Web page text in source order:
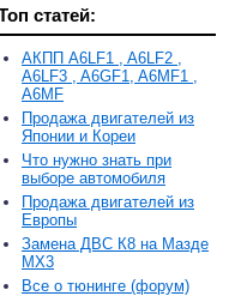
статей:
АКПП A6LF1 , A6LF2 ,
A6LF3 , A6GF1, A6MF1 ,
A6MF
Продажа двигателей из
Японии и Кореи
Что нужно знать при
выборе автомобиля
Продажа двигателей из
Европы
Замена ДВС К8 на Мазде
MX3
Все о тюнинге (форум)